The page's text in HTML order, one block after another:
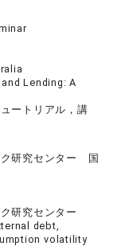
Lending: A
ートリアル，講
ク研究センター 国
研究センター
debt,
volatility